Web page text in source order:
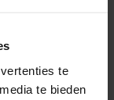
te
te bieden
van de